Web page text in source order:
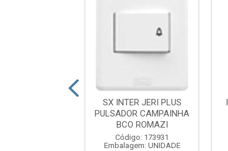
SX INTER JERI PLUS
PULSADOR CAMPAINHA
BCO ROMAZI
Código: 173931
Embalagem: UNIDADE